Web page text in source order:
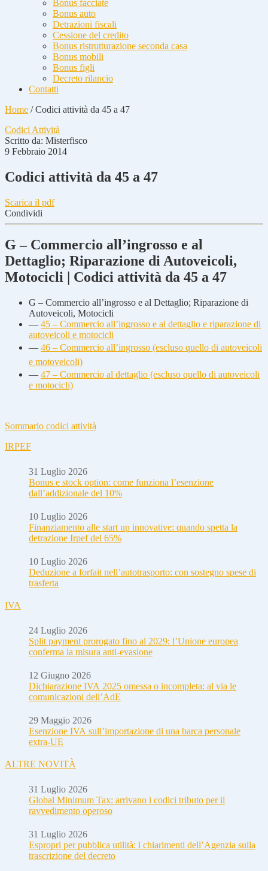
Bonus facciate
Bonus auto
Detrazioni fiscali
Cessione del credito
Bonus ristrutturazione seconda casa
Bonus mobili
Bonus figli
Decreto rilancio
Contatti
Home /Codici attività da 45 a 47
Codici Attività
Scritto da: Misterfisco
9 Febbraio 2014
Codici attività da 45 a 47
Scarica il pdf
Condividi
G – Commercio all’ingrosso e al
Dettaglio; Riparazione di Autoveicoli,
Motocicli | Codici attività da 45 a 47
G – Commercio all’ingrosso e al Dettaglio; Riparazione di
Autoveicoli, Motocicli
— 45 – Commercio all’ingrosso e al dettaglio e riparazione di
autoveicoli e motocicli
— 46 – Commercio all’ingrosso (escluso quello di autoveicoli
e motoveicoli)
— 47 – Commercio al dettaglio (escluso quello di autoveicoli
e motocicli)
Sommario codici attività
IRPEF
31 Luglio 2026
Bonus e stock option: come funziona l’esenzione
dall’addizionale del 10%
10 Luglio 2026
Finanziamento alle start up innovative: quando spetta la
detrazione Irpef del 65%
10 Luglio 2026
Deduzione a forfait nell’autotrasporto: con sostegno spese di
trasferta
IVA
24 Luglio 2026
Split payment prorogato fino al 2029: l’Unione europea
conferma la misura anti-evasione
12 Giugno 2026
Dichiarazione IVA 2025 omessa o incompleta: al via le
comunicazioni dell’AdE
29 Maggio 2026
Esenzione IVA sull’importazione di una barca personale
extra-UE
ALTRE NOVITÀ
31 Luglio 2026
Global Minimum Tax: arrivano i codici tributo per il
ravvedimento operoso
31 Luglio 2026
Espropri per pubblica utilità: i chiarimenti dell’Agenzia sulla
trascrizione del decreto